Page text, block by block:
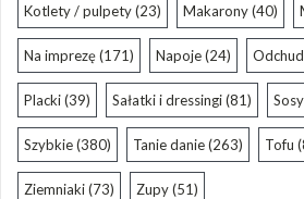
Kotlety / pulpety(23) Makarony(40)
Na imprezę(171) Napoje(24)
Placki(39) Sałatki i dressingi(81)
Szybkie(380) Tanie danie(263) Tofu
Ziemniaki(73) Zupy(51)